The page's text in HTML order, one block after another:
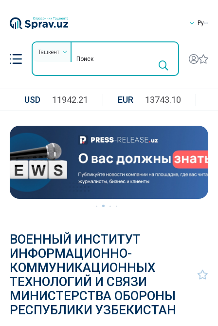
Ру
Ташкент
USD 11942.21 EUR 13743.10
ВОЕННЫЙ ИНСТИТУТ
ИНФОРМАЦИОННО-
КОММУНИКАЦИОННЫХ
ТЕХНОЛОГИЙ И СВЯЗИ
МИНИСТЕРСТВА ОБОРОНЫ
РЕСПУБЛИКИ УЗБЕКИСТАН